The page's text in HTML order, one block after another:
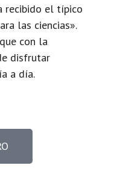
recibido el típico
las ciencias».
con la
disfrutar
a día.